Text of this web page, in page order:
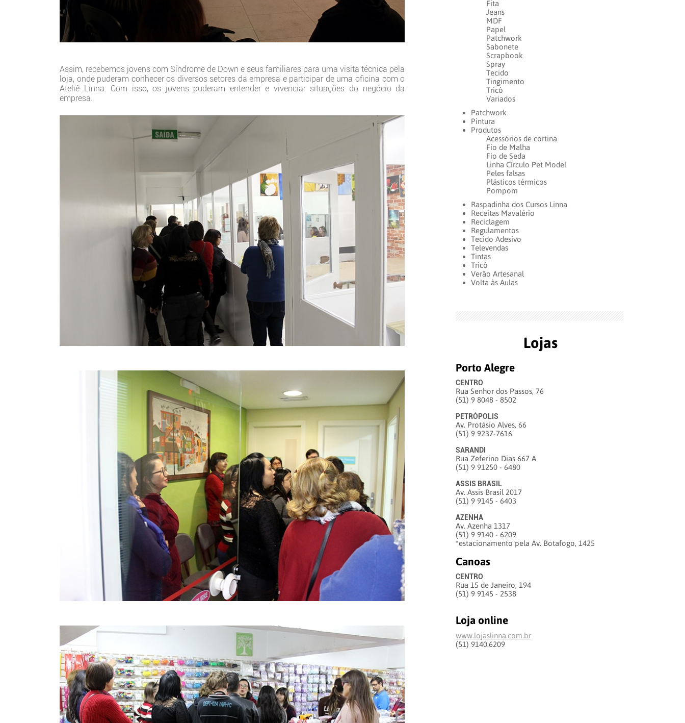
Assim, recebemos jovens com Síndrome de Down e seus familiares para uma visita técnica pela
loja, onde puderam conhecer os diversos setores da empresa e participar de uma oficina com o
Ateliê Linna. Com isso, os jovens puderam entender e vivenciar situações do negócio da
empresa.
Fita
Jeans
MDF
Papel
Patchwork
Sabonete
Scrapbook
Spray
Tecido
Tingimento
Tricô
Variados
Patchwork
Pintura
Produtos
Acessórios de cortina
Fio de Malha
Fio de Seda
Linha Círculo Pet Model
Peles falsas
Plásticos térmicos
Pompom
Raspadinha dos Cursos Linna
Receitas Mavalério
Reciclagem
Regulamentos
Tecido Adesivo
Televendas
Tintas
Tricô
Verão Artesanal
Volta às Aulas
Lojas
Porto Alegre
CENTRO
Rua Senhor dos Passos, 76
(51) 9 8048 - 8502
PETRÓPOLIS
Av. Protásio Alves, 66
(51) 9 9237-7616
SARANDI
Rua Zeferino Dias 667 A
(51) 9 91250 - 6480
ASSIS BRASIL
Av. Assis Brasil 2017
(51) 9 9145 - 6403
AZENHA
Av. Azenha 1317
(51) 9 9140 - 6209
*estacionamento pela Av. Botafogo, 1425
Canoas
CENTRO
Rua 15 de Janeiro, 194
(51) 9 9145 - 2538
Loja online
www.lojaslinna.com.br
(51) 9140.6209